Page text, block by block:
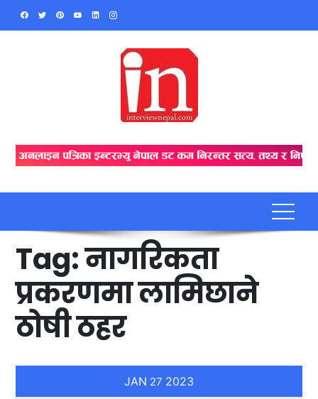
Skip
Tag:नागरिकता
प्रकरणमा लामिछाने
ठोषी ठहर
JAN 27 2023